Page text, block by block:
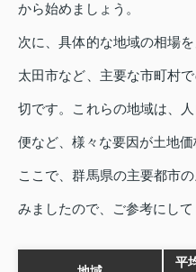
から始めましょう。
次に、具体的な地域の相場
太田市など、主要な市町村
切です。これらの地域は、
便など、様々な要因が土地価
ここで、群馬県の主要都市
みましたので、ご参考にして
平